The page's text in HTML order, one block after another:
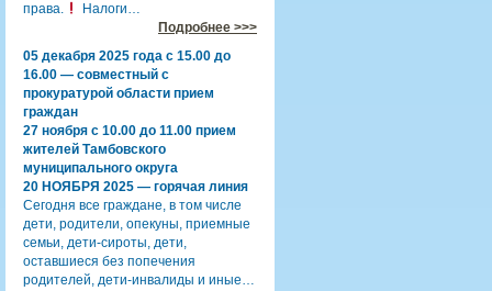
права.
Налоги…
Подробнее >>>
05 декабря 2025 года с 15.00 до
16.00 — совместный с
прокуратурой области прием
граждан
27 ноября с 10.00 до 11.00 прием
жителей Тамбовского
муниципального округа
20 НОЯБРЯ 2025 — горячая линия
Сегодня все граждане, в том числе
дети, родители, опекуны, приемные
семьи, дети-сироты, дети,
оставшиеся без попечения
родителей, дети-инвалиды и иные…